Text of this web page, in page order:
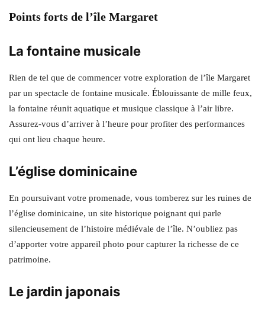
Points forts de l’île Margaret
La fontaine musicale
Rien de tel que de commencer votre exploration de l’île Margaret
par un spectacle de fontaine musicale. Éblouissante de mille feux,
la fontaine réunit aquatique et musique classique à l’air libre.
Assurez-vous d’arriver à l’heure pour profiter des performances
qui ont lieu chaque heure.
L’église dominicaine
En poursuivant votre promenade, vous tomberez sur les ruines de
l’église dominicaine, un site historique poignant qui parle
silencieusement de l’histoire médiévale de l’île. N’oubliez pas
d’apporter votre appareil photo pour capturer la richesse de ce
patrimoine.
Le jardin japonais